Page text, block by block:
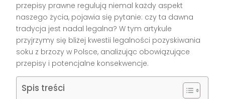
przepisy prawne regulują niemal każdy aspekt
naszego życia, pojawia się pytanie: czy ta dawna
tradycja jest nadal legalna? W tym artykule
przyjrzymy się bliżej kwestii legalności pozyskiwania
soku z brzozy w Polsce, analizując obowiązujące
przepisy i potencjalne konsekwencje.
Spis treści